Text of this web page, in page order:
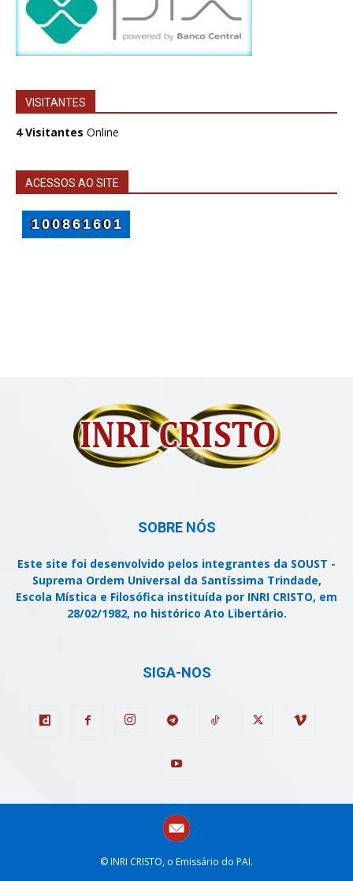
VISITANTES
4 Visitantes Online
ACESSOS AO SITE
SOBRE NÓS
Este site foi desenvolvido pelos integrantes da SOUST -
Suprema Ordem Universal da Santíssima Trindade,
Escola Mística e Filosófica instituída por INRI CRISTO, em
28/02/1982, no histórico Ato Libertário.
SIGA-NOS
© INRI CRISTO, o Emissário do PAI.